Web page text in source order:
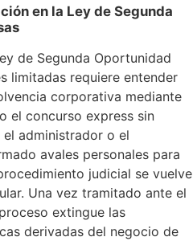
en la Ley de Segunda
de Segunda Oportunidad
limitadas requiere entender
corporativa mediante
el concurso express sin
administrador o el
avales personales para
judicial se vuelve
Una vez tramitado ante el
extingue las
derivadas del negocio de